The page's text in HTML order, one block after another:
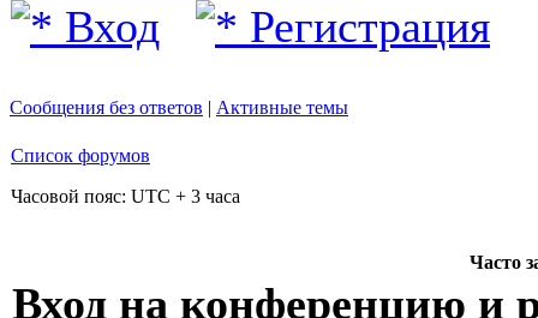
Вход Регистрация
Сообщения без ответов | Активные темы
Список форумов
Часовой пояс: UTC + 3 часа
Часто
Вход на конференцию и